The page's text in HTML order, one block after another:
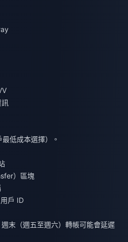
訊
低成本選擇）。
）區塊
戶 ID
末（週五至週六）轉帳可能會延遲